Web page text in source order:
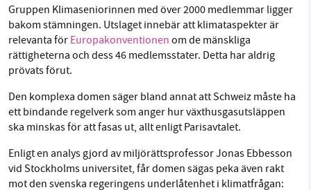
Gruppen Klimaseniorinnen med över 2000 medlemmar ligger
bakom stämningen. Utslaget innebär att klimataspekter är
relevanta för Europakonventionen om de mänskliga
rättigheterna och dess 46 medlemsstater. Detta har aldrig
prövats förut.
Den komplexa domen säger bland annat att Schweiz måste ha
ett bindande regelverk som anger hur växthusgasutsläppen
ska minskas för att fasas ut, allt enligt Parisavtalet.
Enligt en analys gjord av miljörättsprofessor Jonas Ebbesson
vid Stockholms universitet, får domen sägas peka även rakt
mot den svenska regeringens underlåtenhet i klimatfrågan:
miljödebatten framåt genom
nyhetsbevakning och granskningar. Nu vill vi
utveckla vårt arbete – och vi hoppas att du
vill hjälpa oss.
Stötta vårt arbete genom att swisha en slant till
1231368703
Läs vad vi vill göra